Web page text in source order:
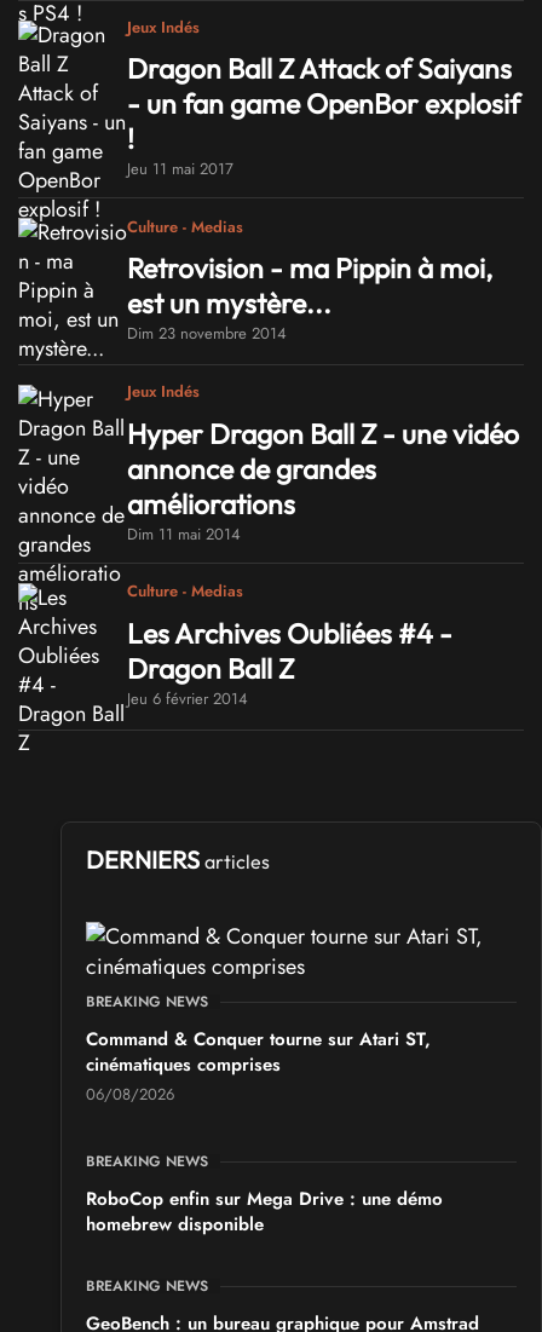
Jeux Indés
Dragon Ball Z Attack of Saiyans
- un fan game OpenBor explosif
!
Jeu 11 mai 2017
Culture - Medias
Retrovision - ma Pippin à moi,
est un mystère...
Dim 23 novembre 2014
Jeux Indés
Hyper Dragon Ball Z - une vidéo
annonce de grandes
améliorations
Dim 11 mai 2014
Culture - Medias
Les Archives Oubliées #4 -
Dragon Ball Z
Jeu 6 février 2014
DERNIERS articles
BREAKING NEWS
Command & Conquer tourne sur Atari ST,
cinématiques comprises
06/08/2026
BREAKING NEWS
RoboCop enfin sur Mega Drive : une démo
homebrew disponible
BREAKING NEWS
GeoBench : un bureau graphique pour Amstrad